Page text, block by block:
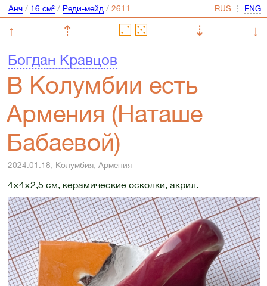
Анч/ 16 см²/ Реди-мейд/ ⋮
↑ ⇡ ⇣
↓
Богдан Кравцов
В Колумбии есть
Армения (Наташе
Бабаевой)
2024.01.18, Колумбия, Армения
4×4×2,5 см, керамические осколки, акрил.